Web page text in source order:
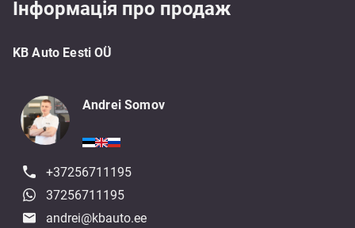
Інформація про продаж
KB Auto Eesti OÜ
Andrei Somov
+37256711195
37256711195
andrei@kbauto.ee